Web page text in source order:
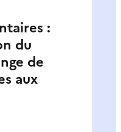
:
du
de
aux